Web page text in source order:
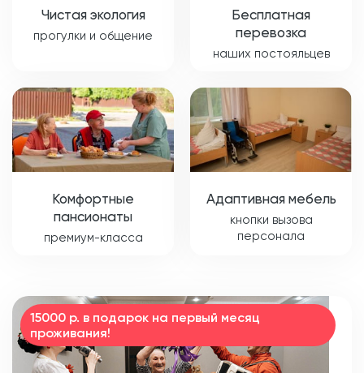
Чистая экология
прогулки и общение
Бесплатная
перевозка
наших постояльцев
Комфортные
пансионаты
премиум-класса
Адаптивная мебель
кнопки вызова
персонала
15000 р. в подарок на первый месяц
проживания!